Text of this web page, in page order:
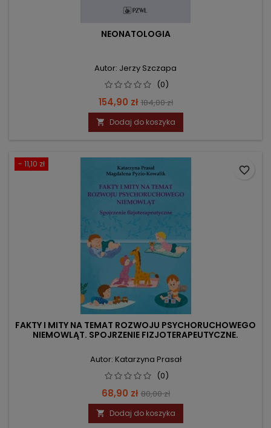
NEONATOLOGIA
Autor: Jerzy Szczapa
(0)
Cena
154,90 zł Cena
podstawowa
184,00 zł
 Dodaj do koszyka
- 11,10 zł
FAKTY I MITY NA TEMAT ROZWOJU PSYCHORUCHOWEGO
NIEMOWLĄT. SPOJRZENIE FIZJOTERAPEUTYCZNE.
Autor: Katarzyna Prasał
(0)
Cena
68,90 zł Cena
podstawowa
80,00 zł
 Dodaj do koszyka
favorite_border